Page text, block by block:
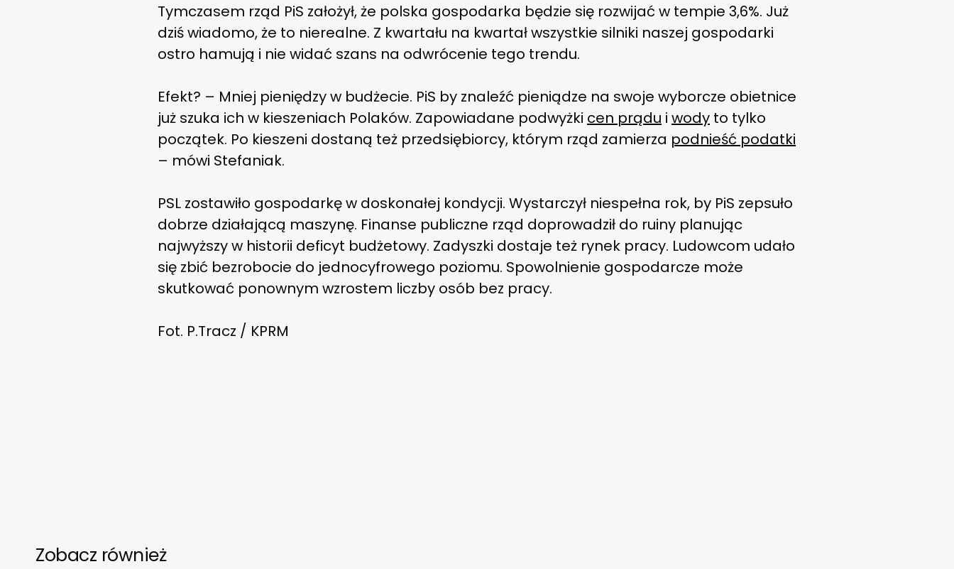
Tymczasem rząd PiS założył, że polska gospodarka będzie się rozwijać w tempie 3,6%. Już
dziś wiadomo, że to nierealne. Z kwartału na kwartał wszystkie silniki naszej gospodarki
ostro hamują i nie widać szans na odwrócenie tego trendu.
Efekt? – Mniej pieniędzy w budżecie. PiS by znaleźć pieniądze na swoje wyborcze obietnice
już szuka ich w kieszeniach Polaków. Zapowiadane podwyżki cen prądu i wody to tylko
początek. Po kieszeni dostaną też przedsiębiorcy, którym rząd zamierza podnieść podatki
– mówi Stefaniak.
PSL zostawiło gospodarkę w doskonałej kondycji. Wystarczył niespełna rok, by PiS zepsuło
dobrze działającą maszynę. Finanse publiczne rząd doprowadził do ruiny planując
najwyższy w historii deficyt budżetowy. Zadyszki dostaje też rynek pracy. Ludowcom udało
się zbić bezrobocie do jednocyfrowego poziomu. Spowolnienie gospodarcze może
skutkować ponownym wzrostem liczby osób bez pracy.
Fot. P.Tracz / KPRM
Zobacz również